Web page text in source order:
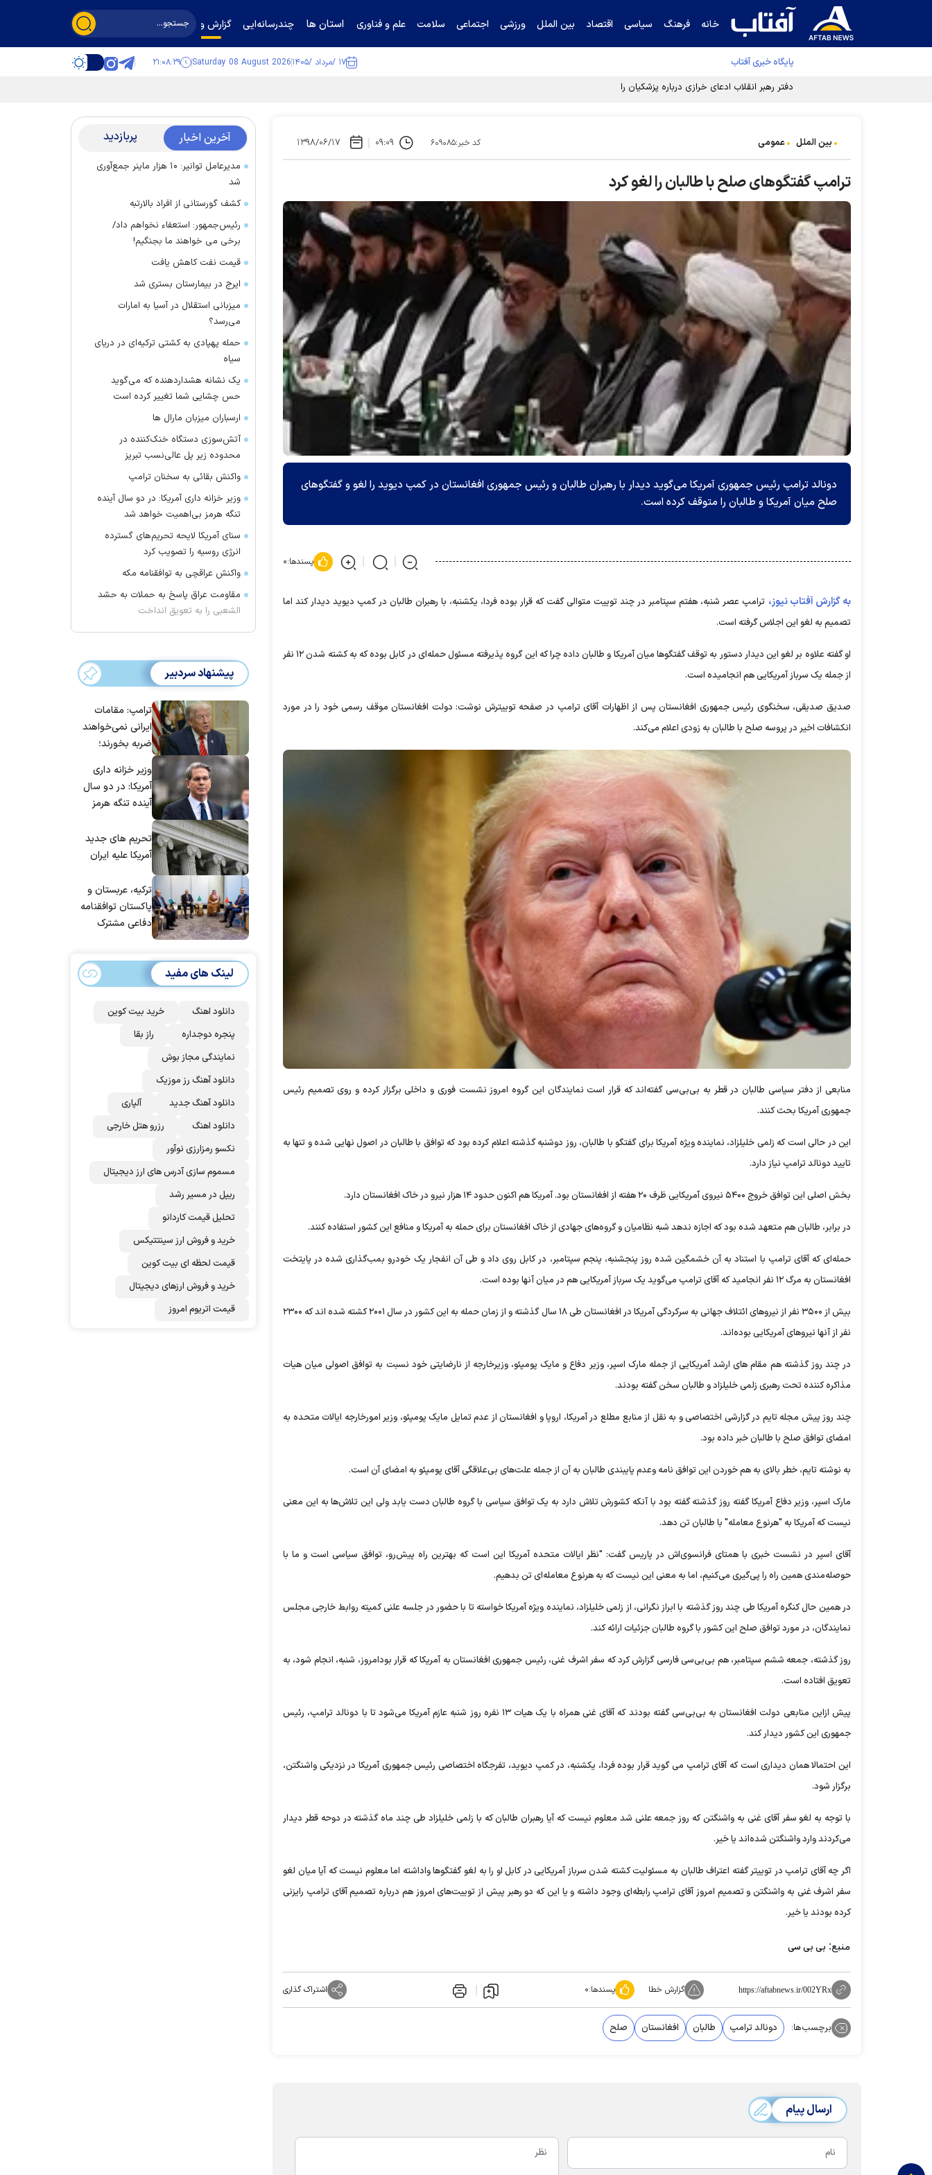
خانه فرهنگ سیاسی اقتصاد بین الملل ورزشی اجتماعی سلامت علم و فناوری استان ها چندرسانه‌ایی گزارش و گفت‌وگو
پایگاه خبری آفتاب ۱۷ /مرداد /۱۴۰۵ Saturday 08 August 2026 ۲۱:۰۸:۳۰
دفتر رهبر انقلاب ادعای خرازی درباره پزشکیان را تکذیب کرد
بین الملل عمومی کد خبر:۶۰۹۰۸۵ ۰۹:۰۹ ۱۳۹۸/۰۶/۱۷
ترامپ گفتگوهای صلح با طالبان را لغو کرد
دونالد ترامپ رئیس جمهوری آمریکا می‌گوید دیدار با رهبران طالبان و رئیس جمهوری افغانستان در کمپ دیوید را لغو و گفتگوهای
صلح میان آمریکا و طالبان را متوقف کرده است.
پسندها:۰
به گزارش آفتاب نیوز، ترامپ عصر شنبه، هفتم سپتامبر در چند توییت متوالی گفت که قرار بوده فردا، یکشنبه، با رهبران طالبان در کمپ دیوید دیدار کند اما
تصمیم به لغو این اجلاس گرفته است.
او گفته علاوه بر لغو این دیدار دستور به توقف گفتگوها میان آمریکا و طالبان داده چرا که این گروه پذیرفته مسئول حمله‌ای در کابل بوده که به کشته شدن ۱۲ نفر
از جمله یک سرباز آمریکایی هم انجامیده است.
صدیق صدیقی، سخنگوی رئیس جمهوری افغانستان پس از اظهارات آقای ترامپ در صفحه توییترش نوشت: دولت افغانستان موقف رسمی خود را در مورد
انکشافات اخیر در پروسه صلح با طالبان به زودی اعلام می‌کند.
منابعی از دفتر سیاسی طالبان در قطر به بی‌بی‌سی گفته‌اند که قرار است نمایندگان این گروه امروز نشست فوری و داخلی برگزار کرده و روی تصمیم رئیس
جمهوری آمریکا بحث کنند.
این در حالی است که زلمی خلیلزاد، نماینده ویژه آمریکا برای گفتگو با طالبان، روز دوشنبه گذشته اعلام کرده بود که توافق با طالبان در اصول نهایی شده و تنها به
تایید دونالد ترامپ نیاز دارد.
بخش اصلی این توافق خروج ۵۴۰۰ نیروی آمریکایی ظرف ۲۰ هفته از افغانستان بود. آمریکا هم اکنون حدود ۱۴ هزار نیرو در خاک افغانستان دارد.
در برابر، طالبان هم متعهد شده بود که اجازه ندهد شبه نظامیان و گروه‌های جهادی از خاک افغانستان برای حمله به آمریکا و منافع این کشور استفاده کنند.
حمله‌ای که آقای ترامپ با استناد به آن خشمگین شده روز پنجشنبه، پنجم سپتامبر، در کابل روی داد و طی آن انفجار یک خودرو بمب‌گذاری شده در پایتخت
افغانستان به مرگ ۱۲ نفر انجامید که آقای ترامپ می‌گوید یک سرباز آمریکایی هم در میان آنها بوده است.
بیش از ۳۵۰۰ نفر از نیروهای ائتلاف جهانی به سرکردگی آمریکا در افغانستان طی ۱۸ سال گذشته و از زمان حمله به این کشور در سال ۲۰۰۱ کشته شده اند که ۲۳۰۰
نفر از آنها نیروهای آمریکایی بوده‌اند.
در چند روز گذشته هم مقام های ارشد آمریکایی از جمله مارک اسپر، وزیر دفاع و مایک پومپئو، وزیرخارجه از نارضایتی خود نسبت به توافق اصولی میان هیات
مذاکره کننده تحت رهبری زلمی خلیلزاد و طالبان سخن گفته بودند.
چند روز پیش مجله تایم در گزارشی اختصاصی و به نقل از منابع مطلع در آمریکا، اروپا و افغانستان از عدم تمایل مایک پومپئو، وزیر امورخارجه ایالات متحده به
امضای توافق صلح با طالبان خبر داده بود.
به نوشته تایم، خطر بالای به هم خوردن این توافق نامه وعدم پایبندی طالبان به آن از جمله علت‌های بی‌علاقگی آقای پومپئو به امضای آن است.
مارک اسپر، وزیر دفاع آمریکا گفته روز گذشته گفته بود با آنکه کشورش تلاش دارد به یک توافق سیاسی با گروه طالبان دست یابد ولی این تلاش‌ها به این معنی
نیست که آمریکا به "هرنوع معامله" با طالبان تن دهد.
آقای اسپر در نشست خبری با همتای فرانسوی‌اش در پاریس گفت: "نظر ایالات متحده آمریکا این است که بهترین راه پیش‌رو، توافق سیاسی است و ما با
حوصله‌مندی همین راه را پی‌گیری می‌کنیم، اما به معنی این نیست که به هرنوع معامله‌ای تن بدهیم.
در همین حال کنگره آمریکا طی چند روز گذشته با ابراز نگرانی، از زلمی خلیلزاد، نماینده ویژه آمریکا خواسته تا با حضور در جلسه علنی کمیته روابط خارجی مجلس
نمایندگان، در مورد توافق صلح این کشور با گروه طالبان جزئیات ارائه کند.
روز گذشته، جمعه ششم سپتامبر، هم بی‌بی‌سی فارسی گزارش کرد که سفر اشرف غنی، رئیس جمهوری افغانستان به آمریکا که قرار بودامروز، شنبه، انجام شود، به
تعویق افتاده است.
پیش ازاین منابعی دولت افغانستان به بی‌بی‌سی گفته بودند که آقای غنی همراه با یک هیات ۱۳ نفره روز شنبه عازم آمریکا می‌شود تا با دونالد ترامپ، رئیس
جمهوری این کشور دیدار کند.
این احتمالا همان دیداری است که آقای ترامپ می گوید قرار بوده فردا، یکشنبه، در کمپ دیوید، تفرجگاه اختصاصی رئیس جمهوری آمریکا در نزدیکی واشنگتن،
برگزار شود.
با توجه به لغو سفر آقای غنی به واشنگتن که روز جمعه علنی شد معلوم نیست که آیا رهبران طالبان که با زلمی خلیلزاد طی چند ماه گذشته در دوحه قطر دیدار
می‌کردند وارد واشنگتن شده‌اند یا خیر.
اگر چه آقای ترامپ در توییتر گفته اعتراف طالبان به مسئولیت کشته شدن سرباز آمریکایی در کابل او را به لغو گفتگوها واداشته اما معلوم نیست که آیا میان لغو
سفر اشرف غنی به واشنگتن و تصمیم امروز آقای ترامپ رابطه‌ای وجود داشته و یا این که دو رهبر پیش از توییت‌های امروز هم درباره تصمیم آقای ترامپ رایزنی
کرده بودند یا خیر.
منبع: بی بی سی
https://aftabnews.ir/002YRx گزارش خطا پسندها:۰ اشتراک گذاری
برچسب‌ها: دونالد ترامپ طالبان افغانستان صلح
ارسال پیام
آخرین اخبار پربازدید
مدیرعامل توانیر: ۱۰ هزار ماینر جمع‌آوری
شد
کشف گورستانی از افراد بالارتبه
رئیس‌جمهور: استعفاء نخواهم داد/
برخی می خواهند ما بجنگیم!
قیمت نفت کاهش یافت
ایرج در بیمارستان بستری شد
میزبانی استقلال در آسیا به امارات
می‌رسد؟
حمله پهپادی به کشتی ترکیه‌ای در دریای
سیاه
یک نشانه هشداردهنده که می‌گوید
حس چشایی شما تغییر کرده است
ارسباران میزبان مارال ها
آتش‌سوزی دستگاه خنک‌کننده در
محدوده زیر پل عالی‌نسب تبریز
واکنش بقائی به سخنان ترامپ
وزیر خزانه داری آمریکا: در دو سال آینده
تنگه هرمز بی‌اهمیت خواهد شد
سنای آمریکا لایحه تحریم‌های گسترده
انرژی روسیه را تصویب کرد
واکنش عراقچی به توافقنامه مکه
مقاومت عراق پاسخ به حملات به حشد
الشعبی را به تعویق انداخت
پیشنهاد سردبیر
ترامپ: مقامات
ایرانی نمی‌خواهند
ضربه بخورند؛
توافق برسند
وزیر خزانه داری
آمریکا: در دو سال
آینده تنگه هرمز
شد
تحریم های جدید
آمریکا علیه ایران
ترکیه، عربستان و
پاکستان توافقنامه
دفاعی مشترک
لینک های مفید
دانلود اهنگ
خرید بیت کوین
پنجره دوجداره
راز بقا
نمایندگی مجاز بوش
دانلود آهنگ رز‌ موزیک
دانلود آهنگ جدید
آلپاری
دانلود اهنگ
رزرو هتل خارجی
نکسو رمزارزی نوآور
مسموم سازی آدرس های ارز دیجیتال
ریپل در مسیر رشد
تحلیل قیمت کاردانو
خرید و فروش ارز سینتتیکس
قیمت لحظه ای بیت کوین
خرید و فروش ارزهای دیجیتال
قیمت اتریوم امروز